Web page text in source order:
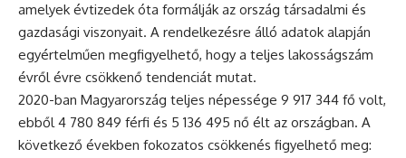
amelyek évtizedek óta formálják az ország társadalmi és
gazdasági viszonyait. A rendelkezésre álló adatok alapján
egyértelműen megfigyelhető, hogy a teljes lakosságszám
évről évre csökkenő tendenciát mutat.
2020-ban Magyarország teljes népessége 9 917 344 fő volt,
ebből 4 780 849 férfi és 5 136 495 nő élt az országban. A
következő években fokozatos csökkenés figyelhető meg: